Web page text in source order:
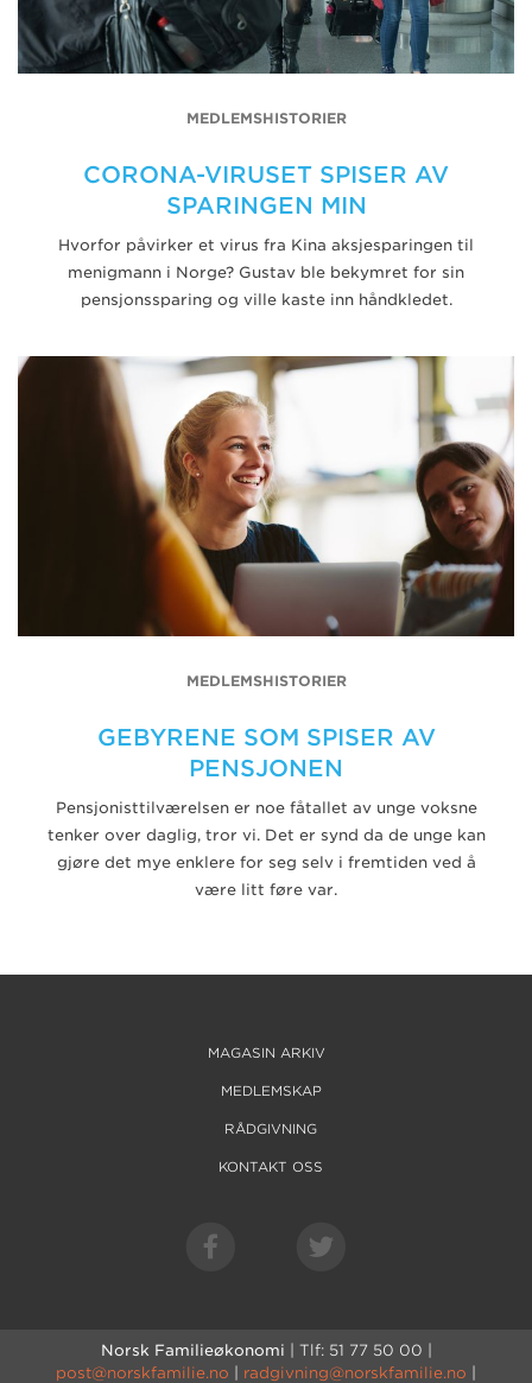
MEDLEMSHISTORIER
CORONA-VIRUSET SPISER AV
SPARINGEN MIN
Hvorfor påvirker et virus fra Kina aksjesparingen til
menigmann i Norge? Gustav ble bekymret for sin
pensjonssparing og ville kaste inn håndkledet.
MEDLEMSHISTORIER
GEBYRENE SOM SPISER AV
PENSJONEN
Pensjonisttilværelsen er noe fåtallet av unge voksne
tenker over daglig, tror vi. Det er synd da de unge kan
gjøre det mye enklere for seg selv i fremtiden ved å
være litt føre var.
MAGASIN ARKIV
MEDLEMSKAP
RÅDGIVNING
KONTAKT OSS
Norsk Familieøkonomi | Tlf: 51 77 50 00 |
post@norskfamilie.no
radgivning@norskfamilie.no